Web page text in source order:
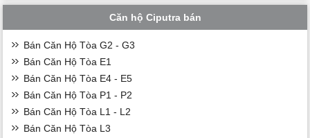
Căn hộ Ciputra bán
Bán Căn Hộ Tòa G2 - G3
Bán Căn Hộ Tòa E1
Bán Căn Hộ Tòa E4 - E5
Bán Căn Hộ Tòa P1 - P2
Bán Căn Hộ Tòa L1 - L2
Bán Căn Hộ Tòa L3